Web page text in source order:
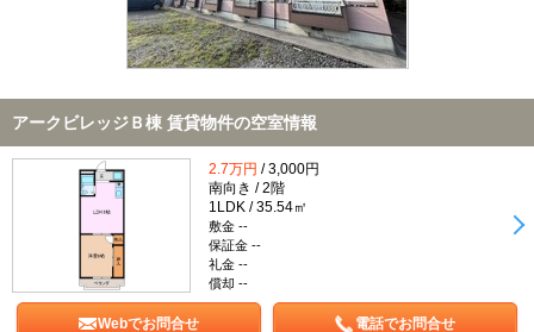
アークビレッジＢ棟 賃貸物件の空室情報
2.7万円 / 3,000円
南向き / 2階
1LDK / 35.54㎡
敷金 --
保証金 --
礼金 --
償却 --
Webでお問合せ 電話でお問合せ